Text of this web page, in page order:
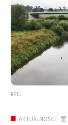
RED.
AKTUALNOŚCI